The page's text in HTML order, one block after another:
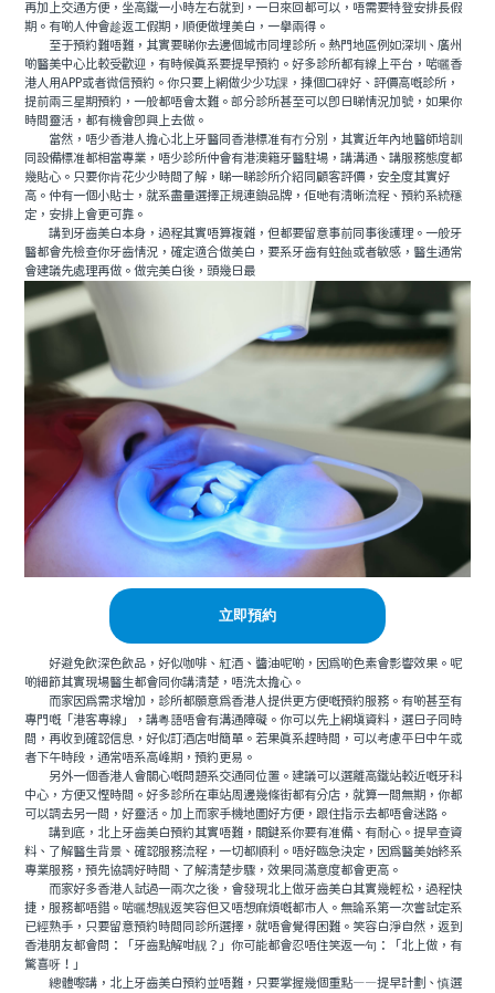
再加上交通方便，坐高鐵一小時左右就到，一日來回都可以，唔需要特登安排長假
期。有啲人仲會趁返工假期，順便做埋美白，一舉兩得。
至于預約難唔難，其實要睇你去邊個城市同埋診所。熱門地區例如深圳、廣州
啲醫美中心比較受歡迎，有時候真系要提早預約。好多診所都有線上平台，啱曬香
港人用APP或者微信預約。你只要上網做少少功課，揀個口碑好、評價高嘅診所，
提前兩三星期預約，一般都唔會太難。部分診所甚至可以即日睇情況加號，如果你
時間靈活，都有機會即興上去做。
當然，唔少香港人擔心北上牙醫同香港標准有冇分別，其實近年內地醫師培訓
同設備標准都相當專業，唔少診所仲會有港澳籍牙醫駐場，講溝通、講服務態度都
幾貼心。只要你肯花少少時間了解，睇一睇診所介紹同顧客評價，安全度其實好
高。仲有一個小貼士，就系盡量選擇正規連鎖品牌，佢哋有清晰流程、預約系統穩
定，安排上會更可靠。
講到牙齒美白本身，過程其實唔算複雜，但都要留意事前同事後護理。一般牙
醫都會先檢查你牙齒情況，確定適合做美白，要系牙齒有蛀蝕或者敏感，醫生通常
會建議先處理再做。做完美白後，頭幾日最
立即預約
好避免飲深色飲品，好似咖啡、紅酒、醬油呢啲，因爲啲色素會影響效果。呢
啲細節其實現場醫生都會同你講清楚，唔洗太擔心。
而家因爲需求增加，診所都願意爲香港人提供更方便嘅預約服務。有啲甚至有
專門嘅「港客專線」，講粵語唔會有溝通障礙。你可以先上網填資料，選日子同時
間，再收到確認信息，好似訂酒店咁簡單。若果真系趕時間，可以考慮平日中午或
者下午時段，通常唔系高峰期，預約更易。
另外一個香港人會關心嘅問題系交通同位置。建議可以選離高鐵站較近嘅牙科
中心，方便又慳時間。好多診所在車站周邊幾條街都有分店，就算一間無期，你都
可以調去另一間，好靈活。加上而家手機地圖好方便，跟住指示去都唔會迷路。
講到底，北上牙齒美白預約其實唔難，關鍵系你要有准備、有耐心。提早查資
料、了解醫生背景、確認服務流程，一切都順利。唔好臨急決定，因爲醫美始終系
專業服務，預先協調好時間、了解清楚步驟，效果同滿意度都會更高。
而家好多香港人試過一兩次之後，會發現北上做牙齒美白其實幾輕松，過程快
捷，服務都唔錯。啱曬想靓返笑容但又唔想麻煩嘅都市人。無論系第一次嘗試定系
已經熟手，只要留意預約時間同診所選擇，就唔會覺得困難。笑容白淨自然，返到
香港朋友都會問：「牙齒點解咁靓？」你可能都會忍唔住笑返一句：「北上做，有
驚喜呀！」
總體嚟講，北上牙齒美白預約並唔難，只要掌握幾個重點——提早計劃、慎選